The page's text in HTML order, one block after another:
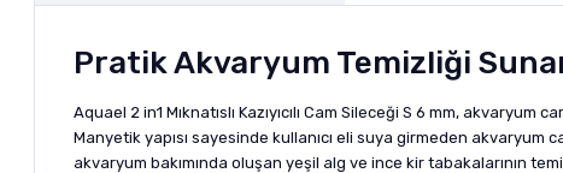
Pratik Akvaryum Temizliği
Aquael 2 in1 Mıknatıslı Kazıyıcılı Cam Sileceği S 6 mm,
Manyetik yapısı sayesinde kullanıcı eli suya girmeden akvaryum
akvaryum bakımında oluşan yeşil alg ve ince kir tabakalarının